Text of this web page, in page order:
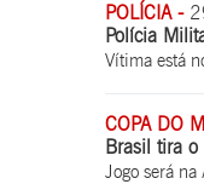
POLÍCIA -
Polícia
Vítima está
COPA DO
Brasil tira
Jogo será